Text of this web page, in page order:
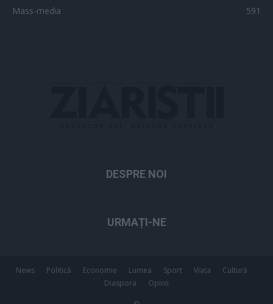
Mass-media
591
DESPRE NOI
URMAȚI-NE
News Politică Economie Lumea Sport Viața
Cultură
Diaspora
Opinii